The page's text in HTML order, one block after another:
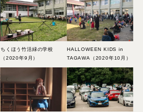
ちくほう竹活緑の学校
（2020年9月）
HALLOWEEN KIDS in
TAGAWA（2020年10月）